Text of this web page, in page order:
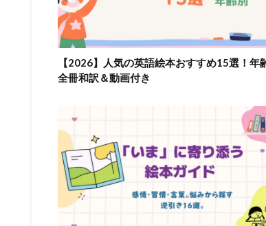
【2026】人気の英語絵本おすすめ15選！年
全冊和訳＆動画付き